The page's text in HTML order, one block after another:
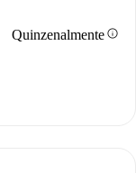
Quinzenalmenteinfo